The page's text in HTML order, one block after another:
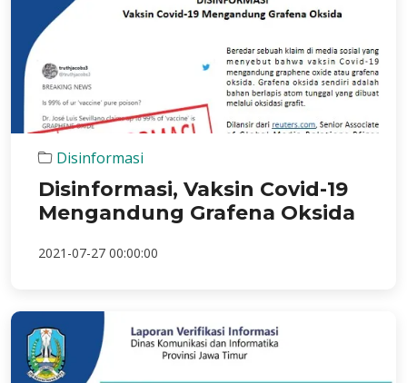
Disinformasi
Disinformasi, Vaksin Covid-19
Mengandung Grafena Oksida
2021-07-27 00:00:00